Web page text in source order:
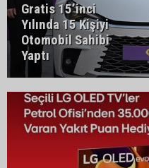
Gratis 15’inci
Yılında 15 Kişiyi
Otomobil Sahibi
Yaptı